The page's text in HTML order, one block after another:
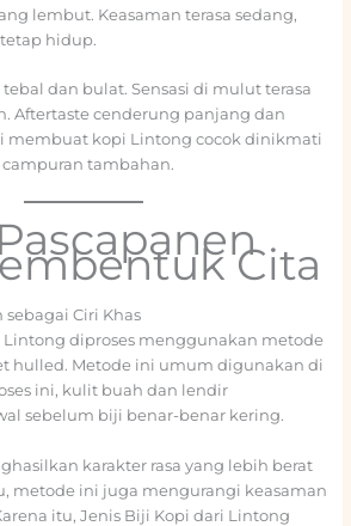
lembut. Keasaman terasa sedang,
hidup.
dan bulat. Sensasi di mulut terasa
Aftertaste cenderung panjang dan
membuat kopi Lintong cocok dinikmati
tambahan.
Cita
Ciri Khas
Lintong diproses menggunakan metode
hulled. Metode ini umum digunakan di
ini, kulit buah dan lendir
sebelum biji benar-benar kering.
karakter rasa yang lebih berat
metode ini juga mengurangi keasaman
itu, Jenis Biji Kopi dari Lintong